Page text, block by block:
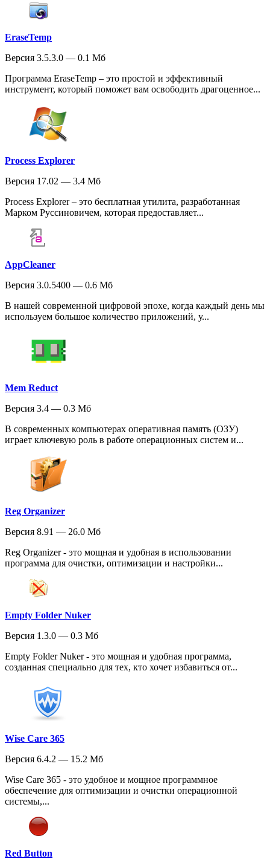
EraseTemp
Версия 3.5.3.0 — 0.1 Мб
Программа EraseTemp – это простой и эффективный
инструмент, который поможет вам освободить драгоценное...
Process Explorer
Версия 17.02 — 3.4 Мб
Process Explorer – это бесплатная утилита, разработанная
Марком Руссиновичем, которая предоставляет...
AppCleaner
Версия 3.0.5400 — 0.6 Мб
В нашей современной цифровой эпохе, когда каждый день мы
используем большое количество приложений, у...
Mem Reduct
Версия 3.4 — 0.3 Мб
В современных компьютерах оперативная память (ОЗУ)
играет ключевую роль в работе операционных систем и...
Reg Organizer
Версия 8.91 — 26.0 Мб
Reg Organizer - это мощная и удобная в использовании
программа для очистки, оптимизации и настройки...
Empty Folder Nuker
Версия 1.3.0 — 0.3 Мб
Empty Folder Nuker - это мощная и удобная программа,
созданная специально для тех, кто хочет избавиться от...
Wise Care 365
Версия 6.4.2 — 15.2 Мб
Wise Care 365 - это удобное и мощное программное
обеспечение для оптимизации и очистки операционной
системы,...
Red Button